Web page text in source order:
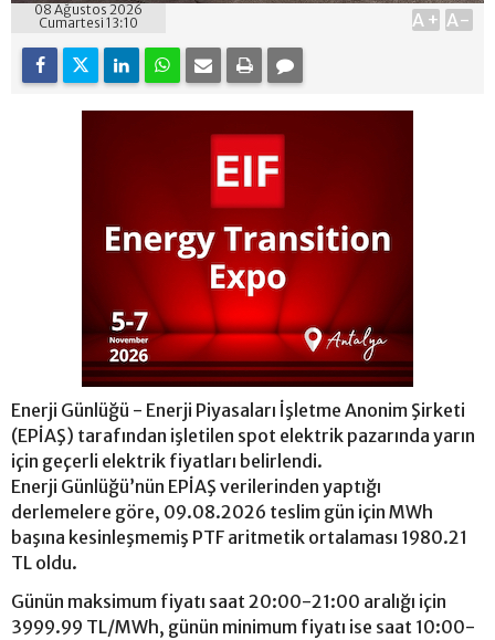
08 Ağustos 2026
Cumartesi 13:10
A+ A-
Enerji Günlüğü - Enerji Piyasaları İşletme Anonim Şirketi
(EPİAŞ) tarafından işletilen spot elektrik pazarında yarın
için geçerli elektrik fiyatları belirlendi.
Enerji Günlüğü’nün EPİAŞ verilerinden yaptığı
derlemelere göre, 09.08.2026 teslim gün için MWh
başına kesinleşmemiş PTF aritmetik ortalaması 1980.21
TL oldu.
Günün maksimum fiyatı saat 20:00-21:00 aralığı için
3999.99 TL/MWh, günün minimum fiyatı ise saat 10:00-